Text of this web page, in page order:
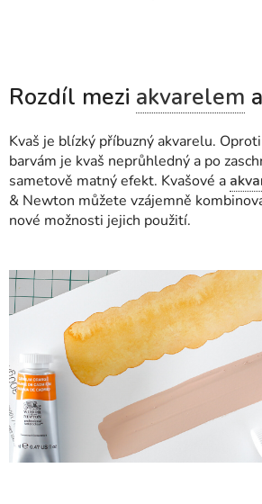
Rozdíl mezi akvarelem
Kvaš je blízký příbuzný akvarelu.
barvám je kvaš neprůhledný a po
sametově matný efekt. Kvašové a
& Newton můžete vzájemně
nové možnosti jejich použití.